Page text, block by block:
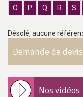
O
P Q R S
Désolé, aucune
Demande de devis
Nos vidéos